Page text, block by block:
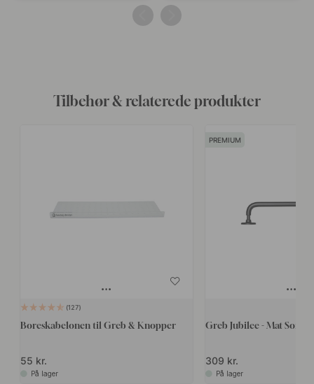
Tilbehør & relaterede produkter
127
Boreskabelonen til Greb & Knopper
55 kr.
På lager
PREMIUM
Greb Jubilee - Mat Sort
309 kr.
På lager